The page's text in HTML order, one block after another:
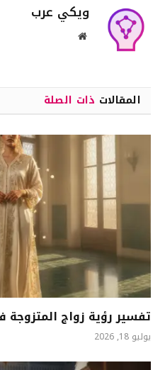
ويكي عرب
موقع
المقالات ذات الصلة
تفسير رؤية زواج المتزوجة
يوليو 18, 2026